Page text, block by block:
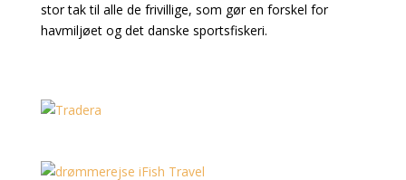
stor tak til alle de frivillige, som gør en forskel for
havmiljøet og det danske sportsfiskeri.